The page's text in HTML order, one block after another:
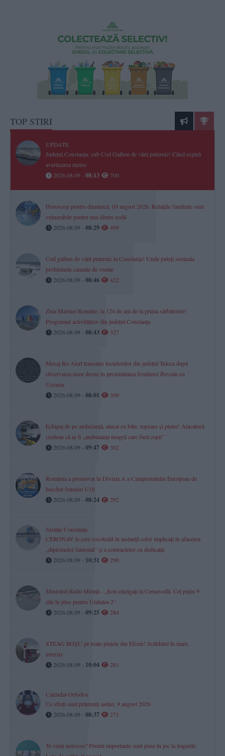
TOP STIRI
UPDATE
Județul Constanța, sub Cod Galben de vânt puternic! Când expiră
avertizarea meteo
2026.08.09 - 08:13 700
Horoscop pentru duminică, 09 august 2026. Relațiile familiale sunt
vulnerabile pentru una dintre zodii
2026.08.09 - 08:29 499
Cod galben de vânt puternic la Constanța! Unde puteți semnala
problemele cauzate de vreme
2026.08.09 - 08:46 422
Ziua Marinei Române, la 124 de ani de la prima sărbătorire!
Programul activităților din județul Constanța
2026.08.09 - 08:43 327
Mesaj Ro Alert transmis locuitorilor din județul Tulcea după
observarea unor drone în proximitatea frontierei fluviale cu
Ucraina
2026.08.09 - 08:01 309
Echipaj de pe ambulanță, atacat cu bâte, topoare şi pietre! Atacatorii
credeau că ar fi „ambulanţa neagră care fură copii”
2026.08.09 - 09:47 302
România a promovat în Divizia A a Campionatului European de
baschet feminin U18
2026.08.09 - 08:24 292
Justiție Constanța
CERONAV le cere socoteală în instanță celor implicați în afacerea
„diplomelor fantomă” și a contractelor cu dedicație
2026.08.09 - 10:31 290
Ministrul Radu Miruță - „8cm câștigați la Cernavodă. Cel puțin 9
zile în plus pentru Unitatea 2“
2026.08.09 - 09:25 284
STEAG ROȘU pe toate plajele din Eforie! Scăldatul în mare,
interzis
2026.08.09 - 10:04 281
Calendar-Ortodox
Ce sfinți sunt prăznuiți astăzi, 9 august 2026
2026.08.09 - 08:37 271
Te simți norocos? Premii importante sunt puse în joc la tragerile